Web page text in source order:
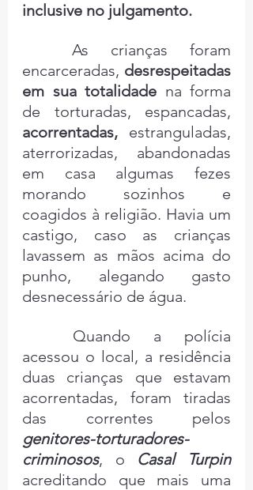
inclusive no julgamento.
encarceradas, desrespeitadas
em sua totalidade na forma
acorrentadas, estranguladas,
aterrorizadas, abandonadas
em casa algumas fezes
morando sozinhos e
coagidos à religião. Havia um
castigo, caso as crianças
lavassem as mãos acima do
punho, alegando gasto
desnecessário de água.
acessou o local, a residência
duas crianças que estavam
acorrentadas, foram tiradas
genitores-torturadores-
criminosos, o Casal Turpin
acreditando que mais uma